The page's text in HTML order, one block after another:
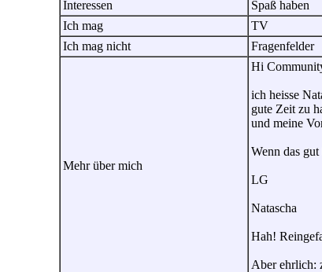
Interessen
Spaß haben
Ich mag
TV
Ich mag nicht
Fragenfelder
Mehr über mich
Hi
ich heisse
gute Zeit zu
und meine
Wenn das
LG
Natascha
Hah!
Aber ehrlich: